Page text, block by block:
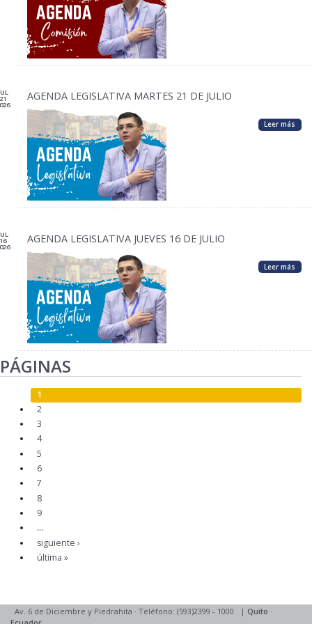
21 AGENDA LEGISLATIVA MARTES 21 DE JULIO
Leer más
16 AGENDA LEGISLATIVA JUEVES 16 DE JULIO
Leer más
PÁGINAS
1
2
3
4
5
6
7
8
9
…
siguiente ›
última »
Av. 6 de Diciembre y Piedrahita · Teléfono: (593)2399 - 1000 | Quito ·